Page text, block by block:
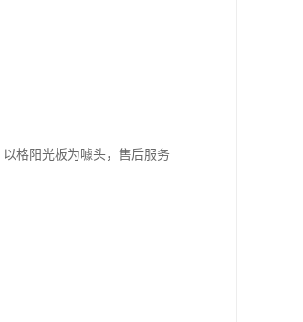
格阳光板为噱头，售后服务